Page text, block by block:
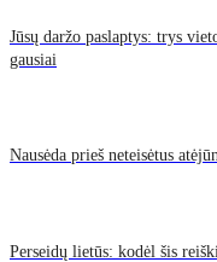
Jūsų daržo paslaptys: trys
gausiai
Nausėda prieš neteisėtus
Perseidų lietūs: kodėl šis